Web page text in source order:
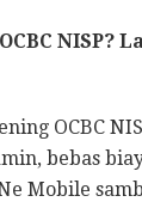
NISP?
OCBC
bebas
Mobile